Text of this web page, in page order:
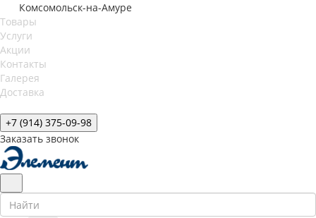
Комсомольск-на-Амуре
Товары
Услуги
Акции
Контакты
Галерея
Доставка
+7 (914) 375-09-98
Заказать звонок